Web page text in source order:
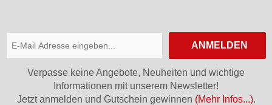
ANMELDEN
Verpasse keine Angebote, Neuheiten und wichtige
Informationen mit unserem Newsletter!
Jetzt anmelden und Gutschein gewinnen (Mehr Infos...).